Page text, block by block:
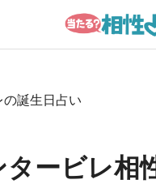
タービレ相